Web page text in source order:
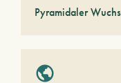
Pyramidaler